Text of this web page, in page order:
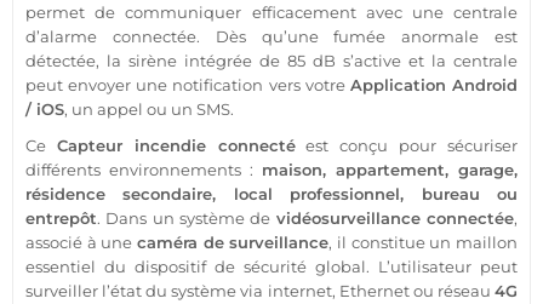
permet de communiquer efficacement avec une centrale
d’alarme connectée. Dès qu’une fumée anormale est
détectée, la sirène intégrée de 85 dB s’active et la centrale
peut envoyer une notification vers votre Application Android
/ iOS, un appel ou un SMS.
Ce Capteurincendie connectéest conçu pour sécuriser
différents environnements : maison, appartement, garage,
résidence secondaire, local professionnel, bureau ou
entrepôt. Dans un système de vidéosurveillance connectée,
associé à une caméra desurveillance, il constitue un maillon
essentiel du dispositif de sécurité global. L’utilisateur peut
surveiller l’état dusystèmevia internet, Ethernet ou réseau4G